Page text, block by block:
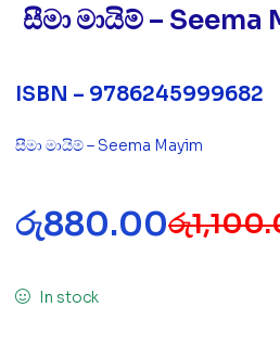
සීමා මායිම් – Seema
ISBN – 9786245999682
සීමා මායිම් – Seema Mayim
රු
රු880.00
In stock